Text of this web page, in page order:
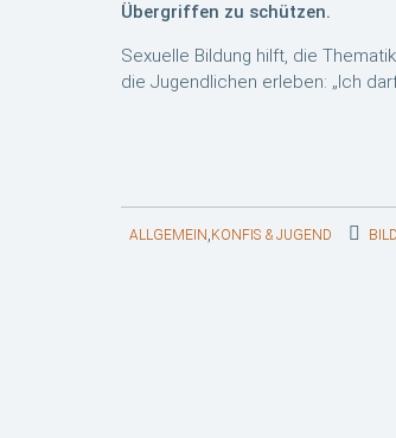
Übergriffen zu schützen.
Sexuelle Bildung hilft, die
die Jugendlichen erleben: „Ich
ALLGEMEIN, KONFIS & JUGEND